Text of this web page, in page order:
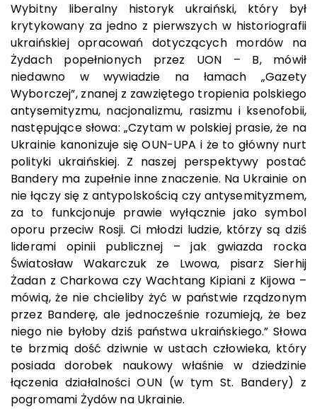
Wybitny liberalny historyk ukraiński, który był
krytykowany za jedno z pierwszych w historiografii
ukraińskiej opracowań dotyczących mordów na
Żydach popełnionych przez UON – B, mówił
niedawno w wywiadzie na łamach „Gazety
Wyborczej”, znanej z zawziętego tropienia polskiego
antysemityzmu, nacjonalizmu, rasizmu i ksenofobii,
następujące słowa: „Czytam w polskiej prasie, że na
Ukrainie kanonizuje się OUN-UPA i że to główny nurt
polityki ukraińskiej. Z naszej perspektywy postać
Bandery ma zupełnie inne znaczenie. Na Ukrainie on
nie łączy się z antypolskością czy antysemityzmem,
za to funkcjonuje prawie wyłącznie jako symbol
oporu przeciw Rosji. Ci młodzi ludzie, którzy są dziś
liderami opinii publicznej – jak gwiazda rocka
Światosław Wakarczuk ze Lwowa, pisarz Sierhij
Żadan z Charkowa czy Wachtang Kipiani z Kijowa –
mówią, że nie chcieliby żyć w państwie rządzonym
przez Banderę, ale jednocześnie rozumieją, że bez
niego nie byłoby dziś państwa ukraińskiego.” Słowa
te brzmią dość dziwnie w ustach człowieka, który
posiada dorobek naukowy właśnie w dziedzinie
łączenia działalności OUN (w tym St. Bandery) z
pogromami Żydów na Ukrainie.